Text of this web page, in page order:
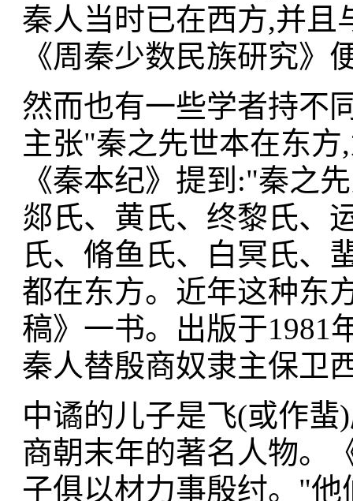
秦人当时已在西方,并且
《周秦少数民族研究》
然而也有一些学者持不
主张"秦之先世本在东
《秦本纪》提到:"秦之
郯氏、黄氏、终黎氏、
氏、脩鱼氏、白冥氏、
都在东方。近年这种东
稿》一书。出版于1981
秦人替殷商奴隶主保卫
中谲的儿子是飞(或作
商朝末年的著名人物。
子俱以材力事殷纣。"